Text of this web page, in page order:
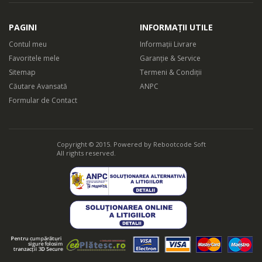
PAGINI
Contul meu
Favoritele mele
Sitemap
Căutare Avansată
Formular de Contact
INFORMAȚII UTILE
Informații Livrare
Garanție & Service
Termeni & Condiții
ANPC
Copyright © 2015. Powered by Rebootcode Soft
All rights reserved.